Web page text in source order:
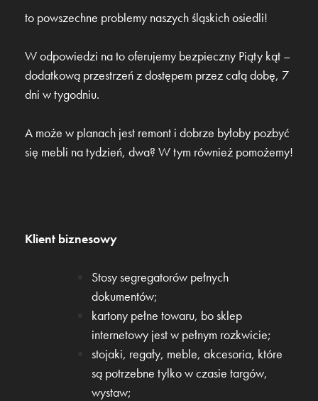
to powszechne problemy naszych śląskich osiedli!
W odpowiedzi na to oferujemy bezpieczny Piąty kąt –
dodatkową przestrzeń z dostępem przez całą dobę, 7
dni w tygodniu.
A może w planach jest remont i dobrze byłoby pozbyć
się mebli na tydzień, dwa? W tym również pomożemy!
Klient biznesowy
Stosy segregatorów pełnych
dokumentów;
kartony pełne towaru, bo sklep
internetowy jest w pełnym rozkwicie;
stojaki, regały, meble, akcesoria, które
są potrzebne tylko w czasie targów,
wystaw;